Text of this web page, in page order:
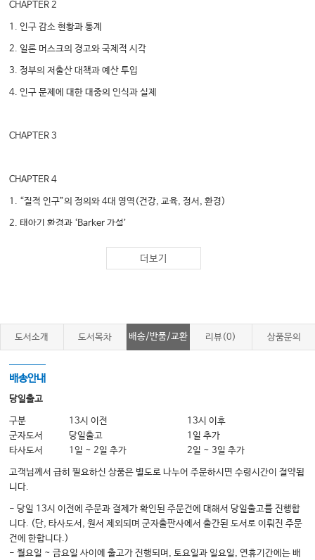
CHAPTER 2
1. 인구 감소 현황과 통계
2. 일론 머스크의 경고와 국제적 시각
3. 정부의 저출산 대책과 예산 투입
4. 인구 문제에 대한 대중의 인식과 실제
CHAPTER 3
CHAPTER 4
1. “질적 인구”의 정의와 4대 영역(건강, 교육, 정서, 환경)
2. 태아기 환경과 ‘Barker 가설’
3. 유아기 및 아동기의 발달과 『The Origins of You』
4. 인간자본 개념과 국가경쟁력
1. 프랑스: 가족 계수제와 보육 인프라
3. 독일: 유연한 육아휴직과 보육 지원
4. 캐나다: 포괄적 육아휴직
5. 일본: 일·가정 양립 제도 강화
CHAPTER 7
1. 경제 성장과 생산성 향상
2. 고령사회 대비 전략
더보기
도서소개 도서목차 배송/반품/교환 리뷰(0) 상품문의
배송안내
당일출고
구분 13시 이전
13시 이후
군자도서
당일출고
1일 추가
타사도서
1일 ~ 2일 추가 2일 ~ 3일 추가
고객님께서 급히 필요하신 상품은 별도로 나누어 주문하시면 수령시간이 절약됩
니다.
- 당일 13시 이전에 주문과 결제가 확인된 주문건에 대해서 당일출고를 진행합
니다. (단, 타사도서, 원서 제외되며 군자출판사에서 출간된 도서로 이뤄진 주문
건에 한합니다.)
- 월요일 ~ 금요일 사이에 출고가 진행되며, 토요일과 일요일, 연휴기간에는 배